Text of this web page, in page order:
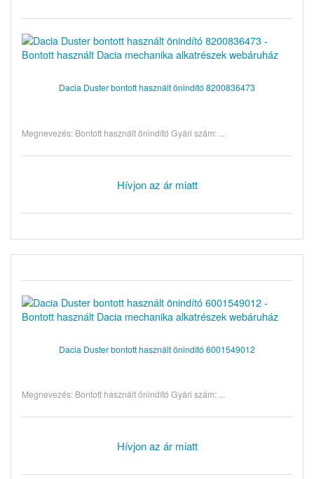
Dacia Duster bontott használt önindító 8200836473
Megnevezés: Bontott használt önindító Gyári szám: ...
Hívjon az ár miatt
Dacia Duster bontott használt önindító 6001549012
Megnevezés: Bontott használt önindító Gyári szám: ...
Hívjon az ár miatt